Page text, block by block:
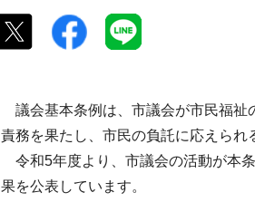
議会基本条例は、市議会が市民福祉
責務を果たし、市民の負託に応えられ
令和5年度より、市議会の活動が本
果を公表しています。